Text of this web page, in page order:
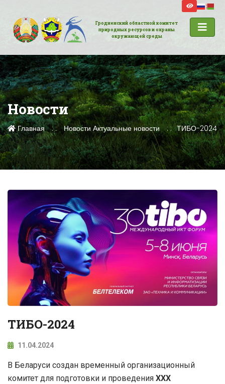
Гродненский областной комитет
природных ресурсов и охраны
окружающей среды
Новости
Главная Новости Актуальные новости ТИБО-2024
ТИБО-2024
11.04.2024
В Беларуси создан временный организационный
комитет для подготовки и проведения XXX